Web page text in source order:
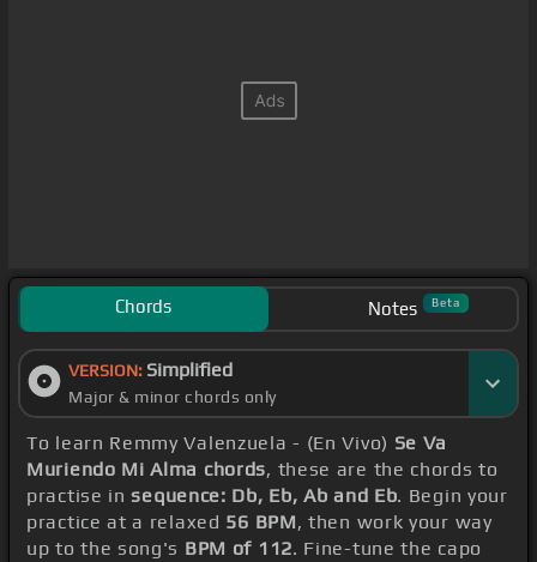
Chords Notes Beta
VERSION: Simplified
Major & minor chords only
To learn Remmy Valenzuela - (En Vivo) Se Va
Muriendo Mi Alma chords, these are the chords to
practise insequence: Db, Eb, Ab and Eb. Begin your
practice at a relaxed 56 BPM, then work your way
up to the song's BPM of 112. Fine-tune the capo